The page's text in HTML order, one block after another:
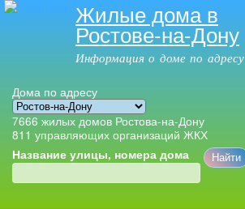
Перейти к
основному
содержанию
Жилые дома в
Ростове-на-Дону
Информация о доме по адресу
Дома по адресу
7666 жилых домов Ростова-на-Дону
811 управляющих организаций ЖКХ
Название улицы, номера дома